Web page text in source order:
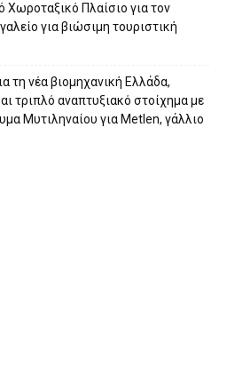
Χωροταξικό Πλαίσιο για τον
για βιώσιμη τουριστική
τη νέα βιομηχανική Ελλάδα,
τριπλό αναπτυξιακό στοίχημα με
Μυτιληναίου για Metlen, γάλλιο